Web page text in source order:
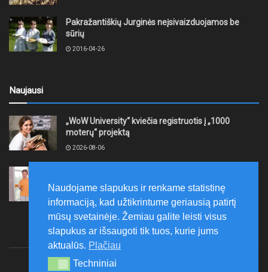
Pakražantiškių Jurginės neįsivaizduojamos be
sūrių
2016-04-26
Naujausi
„WoW University“ kviečia registruotis į „1000
moterų“ projektą
2026-08-06
neformaliojo mokinių sportinio ugdymo programas
2026-08-06
Naudojame slapukus ir renkame statistinę
informaciją, kad užtikrintume geriausią patirtį
mūsų svetainėje. Žemiau galite leisti visus
slapukus ar išsaugoti tik tuos, kurie jums
aktualūs. Plačiau
Techniniai
Techniniai